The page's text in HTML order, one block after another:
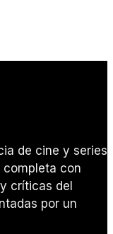
de cine y series.
completa con
críticas del
por un